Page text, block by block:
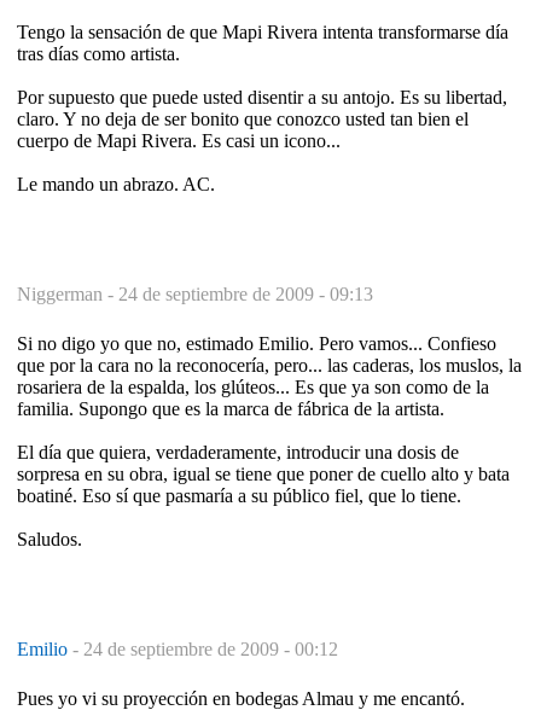
Tengo la sensación de que Mapi Rivera intenta transformarse día
tras días como artista.
Por supuesto que puede usted disentir a su antojo. Es su libertad,
claro. Y no deja de ser bonito que conozco usted tan bien el
cuerpo de Mapi Rivera. Es casi un icono...
Le mando un abrazo. AC.
Niggerman - 24 de septiembre de 2009 - 09:13
Si no digo yo que no, estimado Emilio. Pero vamos... Confieso
que por la cara no la reconocería, pero... las caderas, los muslos, la
rosariera de la espalda, los glúteos... Es que ya son como de la
familia. Supongo que es la marca de fábrica de la artista.
El día que quiera, verdaderamente, introducir una dosis de
sorpresa en su obra, igual se tiene que poner de cuello alto y bata
boatiné. Eso sí que pasmaría a su público fiel, que lo tiene.
Saludos.
Emilio - 24 de septiembre de 2009 - 00:12
Pues yo vi su proyección en bodegas Almau y me encantó.